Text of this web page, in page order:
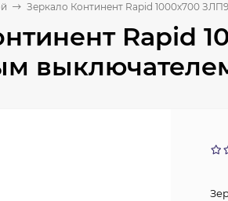
Зеркало Континент Rapid 1000х700
Rapid